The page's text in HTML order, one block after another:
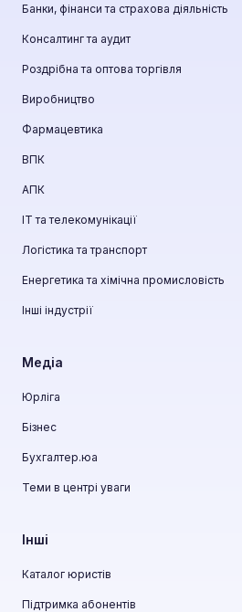
Банки, фінанси та страхова діяльність
Консалтинг та аудит
Роздрібна та оптова торгівля
Виробництво
Фармацевтика
ВПК
АПК
ІТ та телекомунікації
Логістика та транспорт
Енергетика та хімічна промисловість
Інші індустрії
Медіа
Юрліга
Бізнес
Бухгалтер.юа
Теми в центрі уваги
Інші
Каталог юристів
Підтримка абонентів